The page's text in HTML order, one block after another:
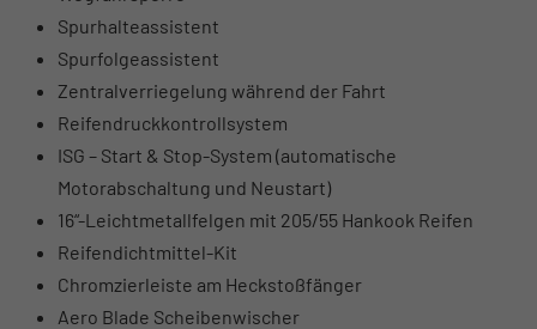
Spurhalteassistent
Spurfolgeassistent
Zentralverriegelung während der Fahrt
Reifendruckkontrollsystem
ISG – Start & Stop-System (automatische
Motorabschaltung und Neustart)
16“-Leichtmetallfelgen mit 205/55 Hankook Reifen
Reifendichtmittel-Kit
Chromzierleiste am Heckstoßfänger
Aero Blade Scheibenwischer